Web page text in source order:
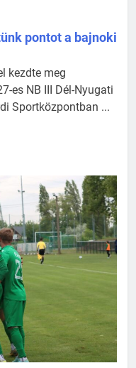
pontot a bajnoki
kezdte meg
es NB III Dél-Nyugati
Sportközpontban ...